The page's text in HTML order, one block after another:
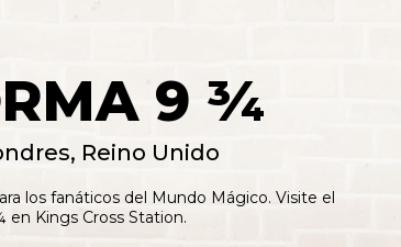
9 ¾
Reino Unido
los fanáticos del Mundo Mágico. Visite el
Kings Cross Station.